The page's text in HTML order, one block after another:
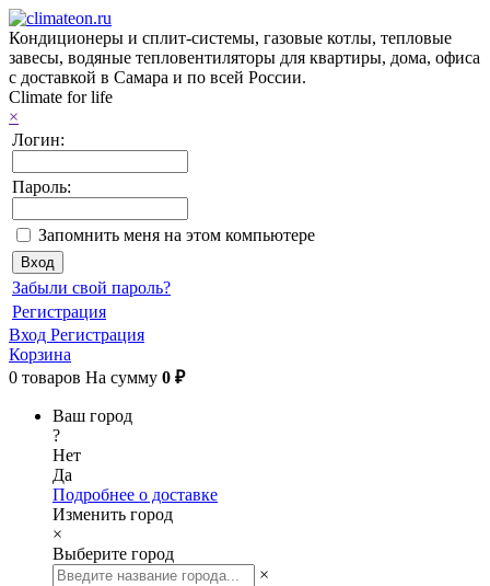
Кондиционеры и сплит-системы, газовые котлы, тепловые
завесы, водяные тепловентиляторы для квартиры, дома, офиса
с доставкой в Самара и по всей России.
Climate for life
×
Логин:
Пароль:
Запомнить меня на этом компьютере
Забыли свой пароль?
Регистрация
Вход Регистрация
Корзина
0 товаров На сумму 0 ₽
Ваш город
?
Нет
Да
Подробнее о доставке
Изменить город
×
Выберите город
×